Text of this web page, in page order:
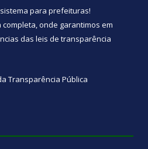
sistema para prefeituras!
completa, onde garantimos em
das leis de transparência
Transparência Pública